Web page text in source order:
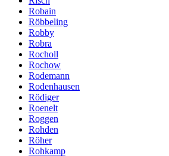
Robain
Röbbeling
Robby
Robra
Rocholl
Rochow
Rodemann
Rodenhausen
Rödiger
Roenelt
Roggen
Rohden
Röher
Rohkamp